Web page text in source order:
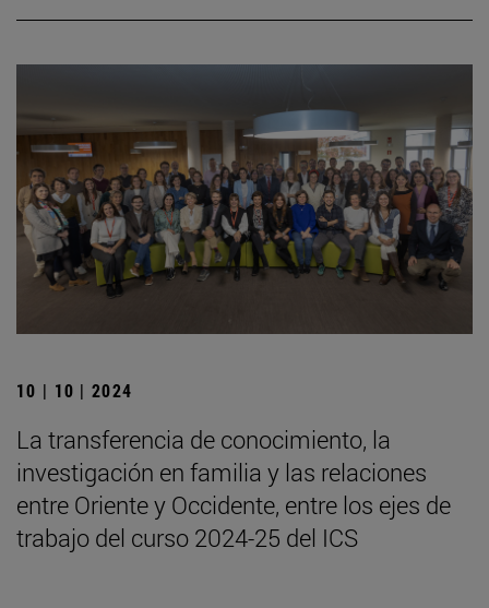
10 | 10 | 2024
La transferencia de conocimiento, la
investigación en familia y las relaciones
entre Oriente y Occidente, entre los ejes de
trabajo del curso 2024-25 del ICS